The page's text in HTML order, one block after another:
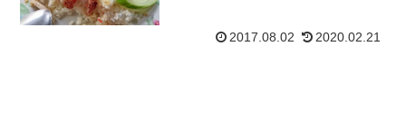
2017.08.02 2020.02.21